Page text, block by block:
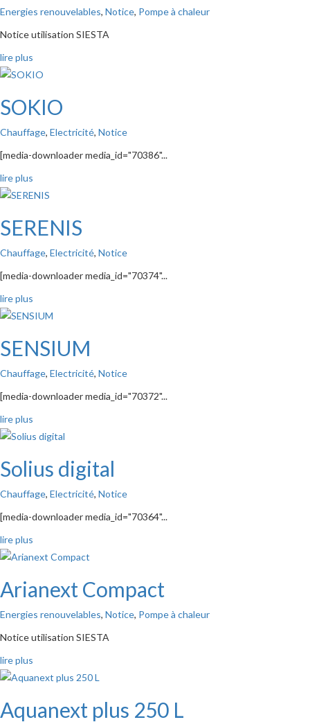
Energies renouvelables, Notice, Pompe à chaleur
Notice utilisation SIESTA
lire plus
SOKIO
Chauffage, Electricité, Notice
[media-downloader media_id="70386"...
lire plus
SERENIS
Chauffage, Electricité, Notice
[media-downloader media_id="70374"...
lire plus
SENSIUM
Chauffage, Electricité, Notice
[media-downloader media_id="70372"...
lire plus
Solius digital
Chauffage, Electricité, Notice
[media-downloader media_id="70364"...
lire plus
Arianext Compact
Energies renouvelables, Notice, Pompe à chaleur
Notice utilisation SIESTA
lire plus
Aquanext plus 250 L